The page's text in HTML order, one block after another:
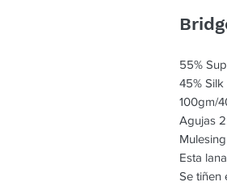
55%
45% Silk
100gm/
Agujas
Esta
Se tiñen